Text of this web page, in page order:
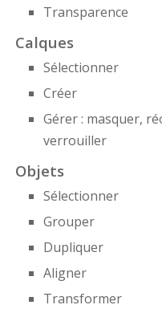
Transparence
Calques
Sélectionner
Créer
Gérer : masquer,
verrouiller
Objets
Sélectionner
Grouper
Dupliquer
Aligner
Transformer